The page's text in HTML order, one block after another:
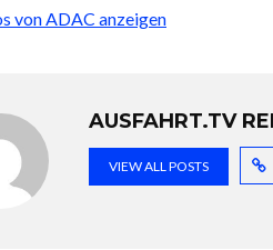
von ADAC anzeigen
AUSFAHRT.TV
VIEW ALL POSTS